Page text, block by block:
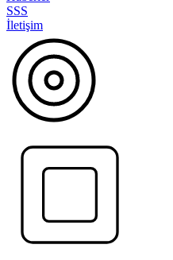
SSS
İletişim